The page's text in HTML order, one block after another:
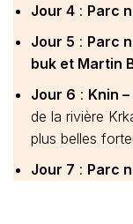
Jour 4 : Parc
Jour 5 : Parc
buk et Martin
Jour 6 : Knin
de la rivière
plus belles
Jour 7 : Parc